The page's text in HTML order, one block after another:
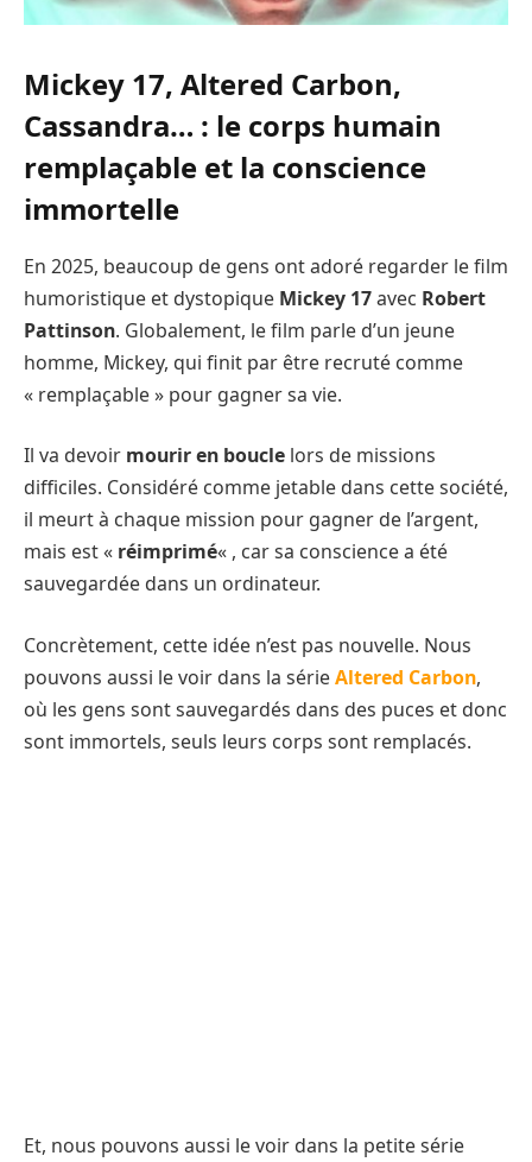
Mickey 17, Altered Carbon,
Cassandra… : le corps humain
remplaçable et la conscience
immortelle
En 2025, beaucoup de gens ont adoré regarder le film
humoristique et dystopique Mickey 17avec Robert
Pattinson. Globalement, le film parle d’un jeune
homme, Mickey, qui finit par être recruté comme
« remplaçable » pour gagner sa vie.
Il va devoir mourir en boucle lors de missions
difficiles. Considéré comme jetable dans cette société,
il meurt à chaque mission pour gagner de l’argent,
mais est « réimprimé« , car sa conscience a été
sauvegardée dans un ordinateur.
Concrètement, cette idée n’est pas nouvelle. Nous
pouvons aussi le voir dans la sérieAltered Carbon,
où les gens sont sauvegardés dans des puces et donc
sont immortels, seuls leurs corps sont remplacés.
Et, nous pouvons aussi le voir dans la petite série